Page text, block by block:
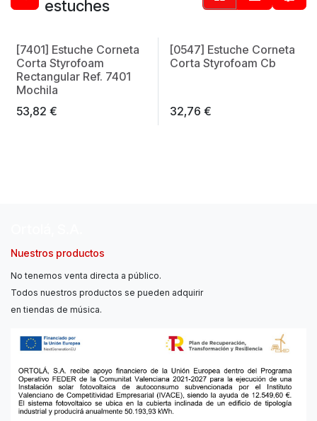
estuches
[7401] Estuche Corneta
Corta Styrofoam
Rectangular Ref. 7401
Mochila
53,82 €
[0547] Estuche Corneta
Corta Styrofoam Cb
32,76 €
Nuestros productos
No tenemos venta directa a público.
Todos nuestros productos se pueden adquirir
en tiendas de música.